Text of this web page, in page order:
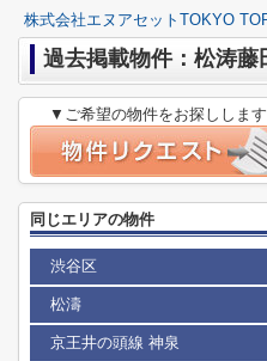
株式会社エヌアセットTOKYO
過去掲載物件：松涛藤
▼ご希望の物件をお探しします
同じエリアの物件
渋谷区
松濤
京王井の頭線 神泉